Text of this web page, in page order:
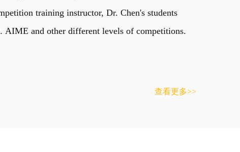
training instructor, Dr. Chen's students
AIME and other different levels of competitions.
查看更多